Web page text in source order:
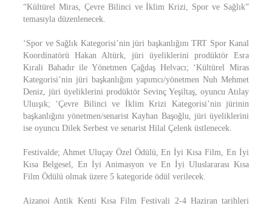
“Kültürel Miras, Çevre Bilinci ve İklim Krizi, Spor ve Sağlık”
temasıyla düzenlenecek.
‘Spor ve Sağlık Kategorisi’nin jüri başkanlığını TRT Spor Kanal
Koordinatörü Hakan Altürk, jüri üyeliklerini prodüktör Esra
Kırali Bahadır ile Yönetmen Çağdaş Helvacı; ‘Kültürel Miras
Kategorisi’nin jüri başkanlığını yapımcı/yönetmen Nuh Mehmet
Deniz, jüri üyeliklerini prodüktör Sevinç Yeşiltaş, oyuncu Atılay
Uluışık; ‘Çevre Bilinci ve İklim Krizi Kategorisi’nin jürinin
başkanlığını yönetmen/senarist Kayhan Başoğlu, jüri üyeliklerini
ise oyuncu Dilek Serbest ve senarist Hilal Çelenk üstlenecek.
Festivalde; Ahmet Uluçay Özel Ödülü, En İyi Kısa Film, En İyi
Kısa Belgesel, En İyi Animasyon ve En İyi Uluslararası Kısa
Film Ödülü olmak üzere 5 kategoride ödül verilecek.
Aizanoi Antik Kenti Kısa Film Festivali 2-4 Haziran tarihleri